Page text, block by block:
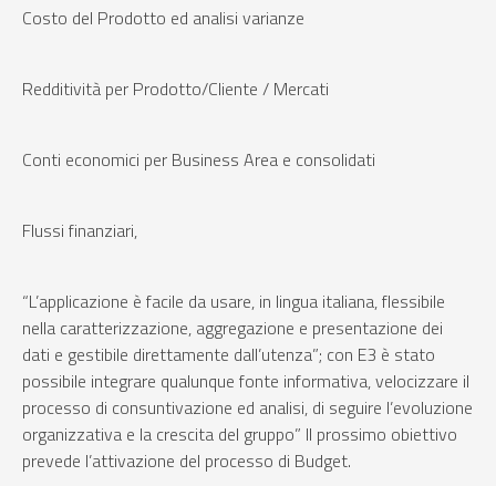
Costo del Prodotto ed analisi varianze
Redditività per Prodotto/Cliente / Mercati
Conti economici per Business Area e consolidati
Flussi finanziari,
“L’applicazione è facile da usare, in lingua italiana, flessibile
nella caratterizzazione, aggregazione e presentazione dei
dati e gestibile direttamente dall’utenza”; con E3 è stato
possibile integrare qualunque fonte informativa, velocizzare il
processo di consuntivazione ed analisi, di seguire l’evoluzione
organizzativa e la crescita del gruppo” Il prossimo obiettivo
prevede l’attivazione del processo di Budget.